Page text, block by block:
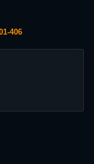
406